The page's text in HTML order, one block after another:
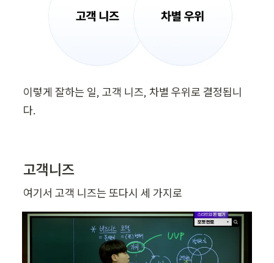
이렇게 잘하는 일, 고객 니즈, 차별 우위로 결정됩니
다.
고객니즈
여기서 고객 니즈는 또다시 세 가지로